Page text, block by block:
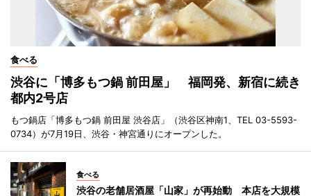
食べる
渋谷に「博多もつ鍋 前田屋」 福岡発、新宿に続き
都内2号店
もつ鍋店「博多もつ鍋 前田屋 渋谷店」（渋谷区神南1、TEL 03-5593-
0734）が7月19日、渋谷・神宮通りにオープンした。
食べる
渋谷の老舗居酒屋「山家」が再始動 本店を大規模